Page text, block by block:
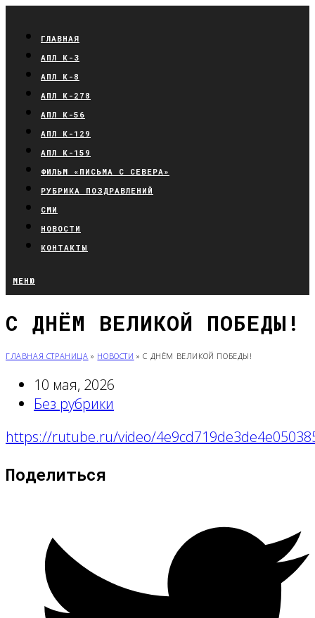
ГЛАВНАЯ
АПЛ К-3
АПЛ К-8
АПЛ К-278
АПЛ К-56
АПЛ К-129
АПЛ К-159
ФИЛЬМ «ПИСЬМА С СЕВЕРА»
РУБРИКА ПОЗДРАВЛЕНИЙ
СМИ
НОВОСТИ
КОНТАКТЫ
МЕНЮ
С ДНЁМ ВЕЛИКОЙ ПОБЕДЫ!
ГЛАВНАЯ СТРАНИЦА » НОВОСТИ »С ДНЁМ ВЕЛИКОЙ ПОБЕДЫ!
10 мая, 2026
Без рубрики
https://rutube.ru/video/
Поделиться